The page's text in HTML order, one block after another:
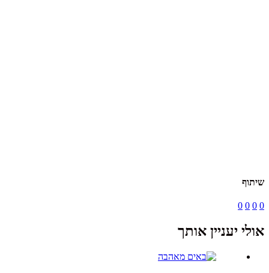
שיתוף
0
0
0
0
אולי יעניין אותך